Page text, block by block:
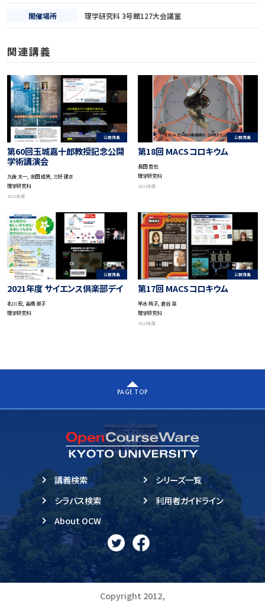
開催場所 理学研究科 3号館127大会議室
関連講義
公開講義
第60回玉城嘉十郎教授記念公開
学術講演会
九後 太一, 余田 成男, 三好 建正
理学研究科
2021年度
公開講義
第18回 MACSコロキウム
長田 哲也
理学研究科
2021年度
公開講義
2021年度 サイエンス倶楽部デイ
北川 宏, 高橋 淑子
理学研究科
公開講義
第17回 MACSコロキウム
早水 桃子, 倉谷 滋
理学研究科
2021年度
PAGE TOP
講義検索
シラバス検索
About OCW
シリーズ一覧
利用者ガイドライン
Copyright 2012,